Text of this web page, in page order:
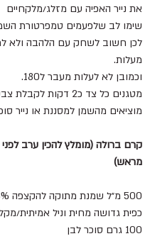
את נייר האפיה עם מזלג/מלקחיים
שימו לב שלפעמים טמפרטורת
מעלות.
וכמובן לא לעלות מעבר ל180.
מטגנים כל צד כ2 דקות לקבלת צבע יפה וזהוב .
מוציאים מהשמן למסננת או נייר
מראש)
500 מ״ל שמנת מתוקה להקצפה 38%
כפית גדושה מחית וניל אמיתית/מקל
100 גרם סוכר לבן